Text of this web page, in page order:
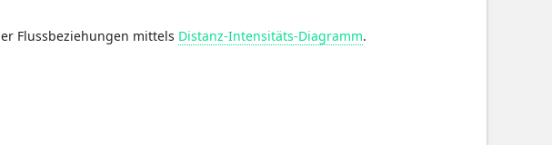
Flussbeziehungen mittels Distanz-Intensitäts-Diagramm.